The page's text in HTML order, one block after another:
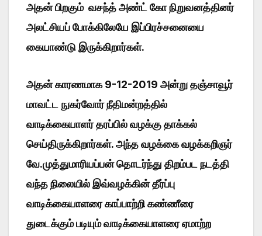
அதன் பிறகும் வசந்த் அண்ட் கோ நிறுவனத்தினர்
அலட்சியப் போக்கிலேயே இப்பிரச்சனையை
கையாண்டு இருக்கிறார்கள்.
அதன் காரணமாக 9-12-2019 அன்று தஞ்சாவூர்
மாவட்ட நுகர்வோர் நீதிமன்றத்தில்
வாடிக்கையாளர் தரப்பில் வழக்கு தாக்கல்
செய்திருக்கிறார்கள். அந்த வழக்கை வழக்கறிஞர்
வே.முத்துமாரியப்பன் தொடர்ந்து திறம்பட நடத்தி
வந்த நிலையில் இவ்வழக்கின் தீர்ப்பு
வாடிக்கையாளரை காப்பாற்றி கண்ணீரை
துடைக்கும் படியும் வாடிக்கையாளரை ஏமாற்ற